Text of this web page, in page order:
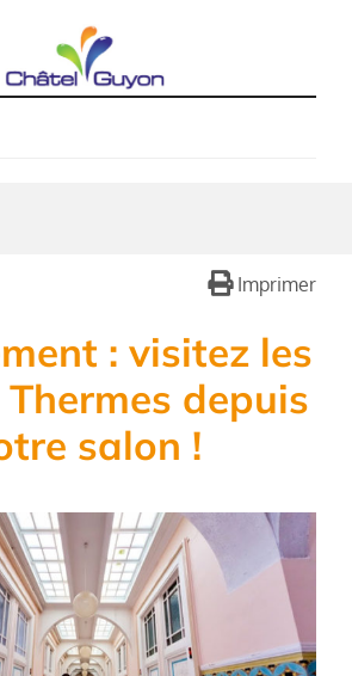
Imprimer
: visitez les
depuis
salon !